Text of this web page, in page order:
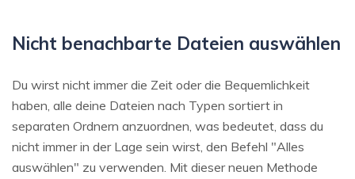
Nicht benachbarte Dateien auswählen
Du wirst nicht immer die Zeit oder die Bequemlichkeit
haben, alle deine Dateien nach Typen sortiert in
separaten Ordnern anzuordnen, was bedeutet, dass du
nicht immer in der Lage sein wirst, den Befehl "Alles
auswählen" zu verwenden. Mit dieser neuen Methode